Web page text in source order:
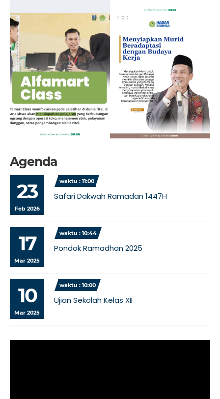
Agenda
23
Feb 2026
waktu : 11:00
Safari Dakwah Ramadan 1447H
17
Mar 2025
waktu : 10:44
Pondok Ramadhan 2025
10
Mar 2025
waktu : 10:00
Ujian Sekolah Kelas XII